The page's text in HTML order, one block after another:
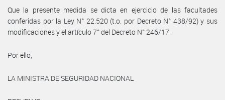
Que la presente medida se dicta en ejercicio de las facultades
conferidas por la Ley N° 22.520 (t.o. por Decreto N° 438/92) y sus
modificaciones y el artículo 7° del Decreto N° 246/17.
Por ello,
LA MINISTRA DE SEGURIDAD NACIONAL